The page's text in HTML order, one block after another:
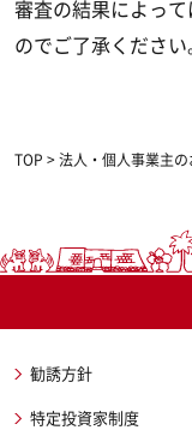
審査の結果によっ
のでご了承ください
TOP >法人・個人事業主の
勧誘方針
特定投資家制度